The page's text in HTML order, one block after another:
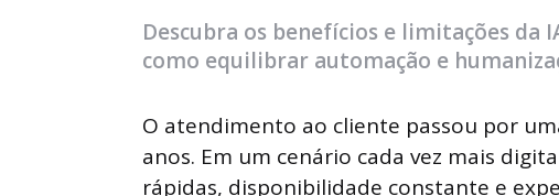
Descubra os benefícios e limitações da
como equilibrar automação e
O atendimento ao cliente passou por
anos. Em um cenário cada vez mais
rápidas, disponibilidade constante e